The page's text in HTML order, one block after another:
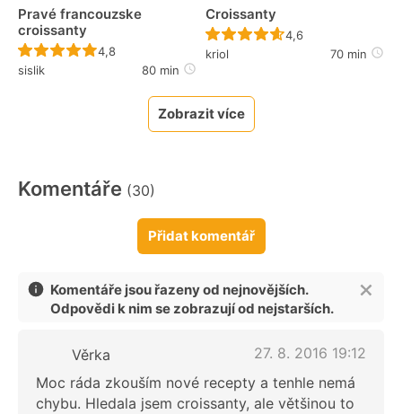
Pravé francouzske
croissanty
Recept ještě nebyl hodnocen
4,8
sislik
80 min
Croissanty
Recept ještě nebyl
4,6
kriol
70 min
Zobrazit více
Komentáře (30)
Přidat komentář
Komentáře jsou řazeny od nejnovějších.
Odpovědi k nim se zobrazují od nejstarších.
Věrka
27. 8. 2016 19:12
Moc ráda zkouším nové recepty a tenhle nemá
chybu. Hledala jsem croissanty, ale většinou to